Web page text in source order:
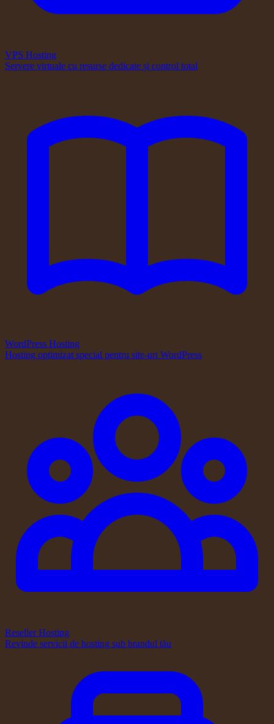
VPS Hosting
Servere virtuale cu resurse dedicate și control total
WordPress Hosting
Hosting optimizat special pentru site-uri WordPress
Reseller Hosting
Revinde servicii de hosting sub brandul tău